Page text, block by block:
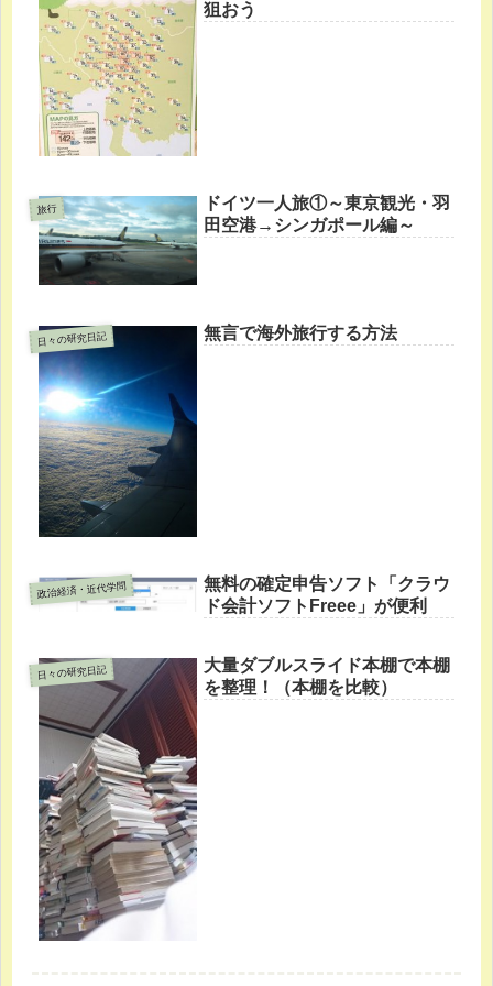
狙おう
旅行
ドイツ一人旅①～東京観光・羽
田空港→シンガポール編～
日々の研究日記 無言で海外旅行する方法
政治経済・近代学問
無料の確定申告ソフト「クラウ
ド会計ソフトFreee」が便利
日々の研究日記
大量ダブルスライド本棚で本棚
を整理！（本棚を比較）